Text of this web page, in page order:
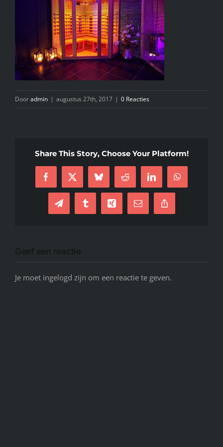
KIDS SPA PARTY
GIFTCARD
Dooradmin | augustus 27th, 2017 | 0 Reacties
Share This Story, Choose Your Platform!
Facebook
X BlueskyReddit LinkedInWhatsApp
TelegramTumblrXing
E-
mail
Copy
Link
Je moet ingelogd zijn om een reactie te geven.